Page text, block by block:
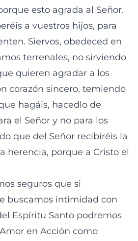
esto agrada al Señor.
a vuestros hijos, para
Siervos, obedeced en
terrenales, no sirviendo
quieren agradar a los
corazón sincero, temiendo
hagáis, hacedlo de
el Señor y no para los
que del Señor recibiréis la
herencia, porque a Cristo el
seguros que si
buscamos intimidad con
Espíritu Santo podremos
en Acción como